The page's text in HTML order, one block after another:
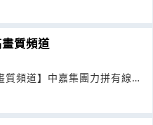
質頻道
質頻道】中嘉集團力拼有線電